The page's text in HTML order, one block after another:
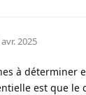
2025
à déterminer
est que le